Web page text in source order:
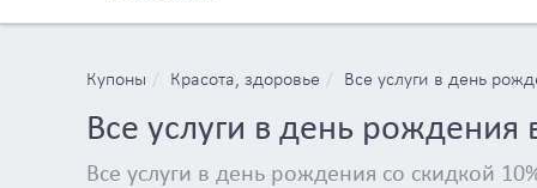
Купоны Красота, здоровье Все услуги в день
Все услуги в день
Все услуги в день рождения со скидкой